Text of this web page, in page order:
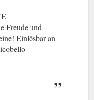
Freude und
Einlösbar an